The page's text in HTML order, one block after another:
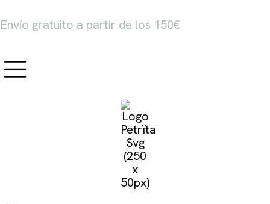
Envío gratuito a partir de los 150€